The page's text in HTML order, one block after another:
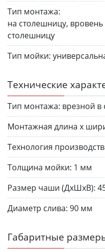
Тип монтажа:
на столешницу,
столешницу
Тип мойки:
Технические
Тип монтажа: врезной в
Монтажная длина х
Технология
Толщина мойки: 1 мм
Размер чаши (ДхШхВ):
Диаметр слива: 90 мм
Габаритные